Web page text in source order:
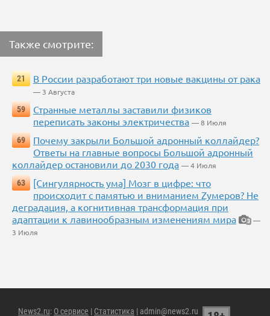
Также смотрите:
21 В России разработают три новые вакцины от рака
— 3 Августа
59
Странные металлы заставили физиков
переписать законы электричества — 8 Июля
69
Почему закрыли Большой адронный коллайдер?
Ответы на главные вопросы Большой адронный
коллайдер остановили до 2030 года — 4 Июля
63
[Сингулярность ума] Мозг в цифре: что
происходит с памятью и вниманием Zумеров? Не
деградация, а когнитивная трансформация при
адаптации к лавинообразным изменениям мира
3 —
3 Июля
News2.ru: О сервисе | Статистика | admin@news2.ru